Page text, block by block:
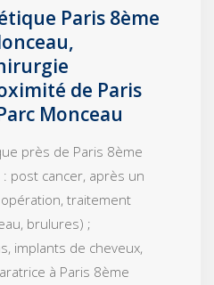
Paris 8ème
de Paris
Monceau
près de Paris 8ème
: post cancer, après un
traitement
brulures) ;
implants de cheveux,
à Paris 8ème